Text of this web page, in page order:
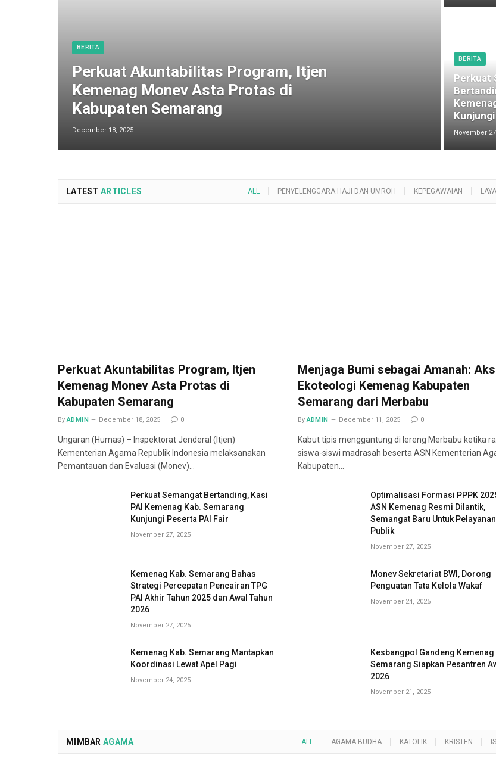
BERITA
Perkuat Akuntabilitas Program, Itjen
Kemenag Monev Asta Protas di
Kabupaten Semarang
December 18, 2025
BERITA
Perkuat
November
LATEST ARTICLES ALL PENYELENGGARA HAJI DAN UMROH KEPEGAWAIAN
Perkuat Akuntabilitas Program, Itjen
Kemenag Monev Asta Protas di
Kabupaten Semarang
By ADMIN December 18, 2025 0
Ungaran (Humas) – Inspektorat Jenderal (Itjen)
Kementerian Agama Republik Indonesia melaksanakan
Pemantauan dan Evaluasi (Monev)…
Menjaga Bumi sebagai Amanah:
Ekoteologi Kemenag Kabupaten
Semarang dari Merbabu
By ADMIN December 11, 2025 0
Kabut tipis menggantung di lereng Merbabu ketika
siswa-siswi madrasah beserta ASN Kementerian
Kabupaten…
Perkuat Semangat Bertanding, Kasi
PAI Kemenag Kab. Semarang
Kunjungi Peserta PAI Fair
November 27, 2025
Optimalisasi Formasi PPPK
ASN Kemenag Resmi Dilantik,
Semangat Baru Untuk Pelayanan
Publik
November 27, 2025
Kemenag Kab. Semarang Bahas
Strategi Percepatan Pencairan TPG
PAI Akhir Tahun 2025 dan Awal Tahun
2026
November 27, 2025
Monev Sekretariat BWI, Dorong
Penguatan Tata Kelola Wakaf
November 24, 2025
Kemenag Kab. Semarang Mantapkan
Koordinasi Lewat Apel Pagi
November 24, 2025
Kesbangpol Gandeng Kemenag
Semarang Siapkan Pesantren
2026
November 21, 2025
MIMBAR AGAMA ALL AGAMA BUDHA KATOLIK KRISTEN